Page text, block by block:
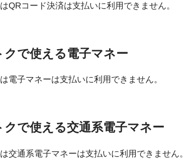
QRコード決済は支払いに利用できません。
で使える電子マネー
電子マネーは支払いに利用できません。
で使える交通系電子マネー
交通系電子マネーは支払いに利用できません。